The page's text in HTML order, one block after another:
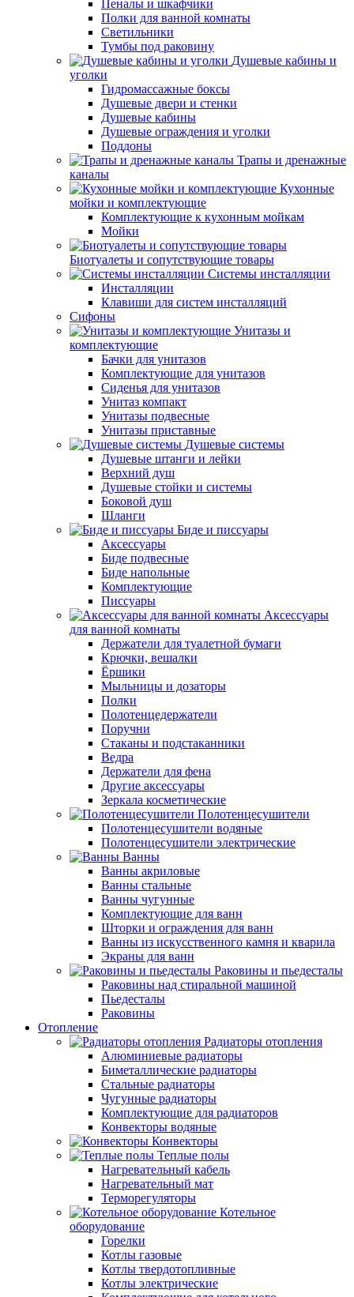
Пеналы и шкафчики
Полки для ванной комнаты
Светильники
Тумбы под раковину
Душевые кабины и
уголки
Гидромассажные боксы
Душевые двери и стенки
Душевые кабины
Душевые ограждения и уголки
Поддоны
Трапы и дренажные
каналы
Кухонные
мойки и комплектующие
Комплектующие к кухонным мойкам
Мойки
Биотуалеты и сопутствующие товары
Системы инсталляции
Инсталляции
Клавиши для систем инсталляций
Сифоны
Унитазы и
комплектующие
Бачки для унитазов
Комплектующие для унитазов
Сиденья для унитазов
Унитаз компакт
Унитазы подвесные
Унитазы приставные
Душевые системы
Душевые штанги и лейки
Верхний душ
Душевые стойки и системы
Боковой душ
Шланги
Биде и писсуары
Аксессуары
Биде подвесные
Биде напольные
Комплектующие
Писсуары
Аксессуары
для ванной комнаты
Держатели для туалетной бумаги
Крючки, вешалки
Ёршики
Мыльницы и дозаторы
Полки
Полотенцедержатели
Поручни
Стаканы и подстаканники
Ведра
Держатели для фена
Другие аксессуары
Зеркала косметические
Полотенцесушители
Полотенцесушители водяные
Полотенцесушители электрические
Ванны
Ванны акриловые
Ванны стальные
Ванны чугунные
Комплектующие для ванн
Шторки и ограждения для ванн
Ванны из искусственного камня и кварила
Экраны для ванн
Раковины и пьедесталы
Раковины над стиральной машиной
Пьедесталы
Раковины
Отопление
Радиаторы отопления
Алюминиевые радиаторы
Биметаллические радиаторы
Стальные радиаторы
Чугунные радиаторы
Комплектующие для радиаторов
Конвекторы водяные
Конвекторы
Теплые полы
Нагревательный кабель
Нагревательный мат
Терморегуляторы
Котельное
оборудование
Горелки
Котлы газовые
Котлы твердотопливные
Котлы электрические